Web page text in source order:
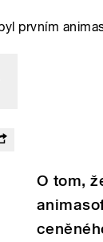
prvním
O tom,